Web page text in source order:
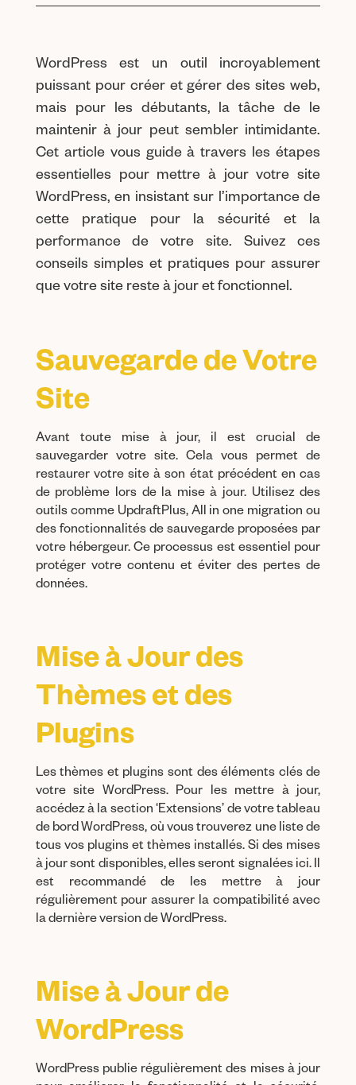
WordPress est un outil incroyablement
puissant pour créer et gérer des sites web,
mais pour les débutants, la tâche de le
maintenir à jour peut sembler intimidante.
Cet article vous guide à travers les étapes
essentielles pour mettre à jour votre site
WordPress, en insistant sur l’importance de
cette pratique pour la sécurité et la
performance de votre site. Suivez ces
conseils simples et pratiques pour assurer
que votre site reste à jour et fonctionnel.
Sauvegarde de Votre
Site
Avant toute mise à jour, il est crucial de
sauvegarder votre site. Cela vous permet de
restaurer votre site à son état précédent en cas
de problème lors de la mise à jour. Utilisez des
outils comme UpdraftPlus, All in one migration ou
des fonctionnalités de sauvegarde proposées par
votre hébergeur. Ce processus est essentiel pour
protéger votre contenu et éviter des pertes de
données.
Mise à Jour des
Thèmes et des
Plugins
Les thèmes et plugins sont des éléments clés de
votre site WordPress. Pour les mettre à jour,
accédez à la section ‘Extensions’ de votre tableau
de bord WordPress, où vous trouverez une liste de
tous vos plugins et thèmes installés. Si des mises
à jour sont disponibles, elles seront signalées ici. Il
est recommandé de les mettre à jour
régulièrement pour assurer la compatibilité avec
la dernière version de WordPress.
Mise à Jour de
WordPress
WordPress publie régulièrement des mises à jour